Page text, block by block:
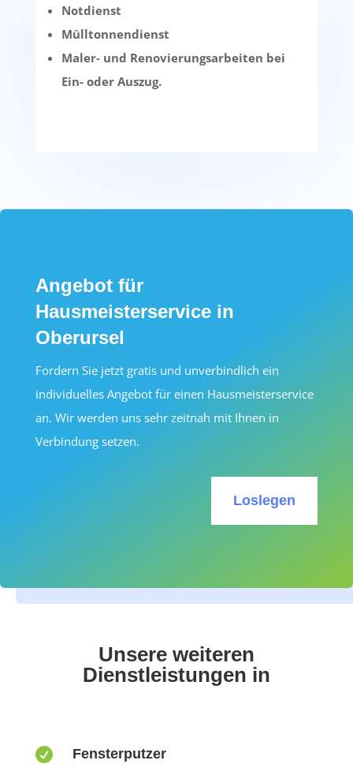
Notdienst
Mülltonnendienst
Maler- und Renovierungsarbeiten bei
Ein- oder Auszug.
Angebot für
Hausmeisterservice in
Oberursel
Fordern Sie jetzt gratis und unverbindlich ein
individuelles Angebot für einen Hausmeisterservice
an. Wir werden uns sehr zeitnah mit Ihnen in
Verbindung setzen.
Loslegen
Unsere weiteren
Dienstleistungen in
 Fensterputzer